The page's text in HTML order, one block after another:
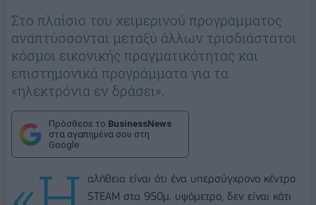
Στο πλαίσιο του χειμερινού προγράμματος
αναπτύσσονται μεταξύ άλλων τρισδιάστατοι
κόσμοι εικονικής πραγματικότητας και
επιστημονικά προγράμματα για τα
«ηλεκτρόνια εν δράσει».
Πρόσθεσε το BusinessNews
στα αγαπημένα σου στη
Google
αλήθεια είναι ότι ένα υπερσύγχρονο κέντρο
STEAM στα 950μ. υψόμετρο, δεν είναι κάτι